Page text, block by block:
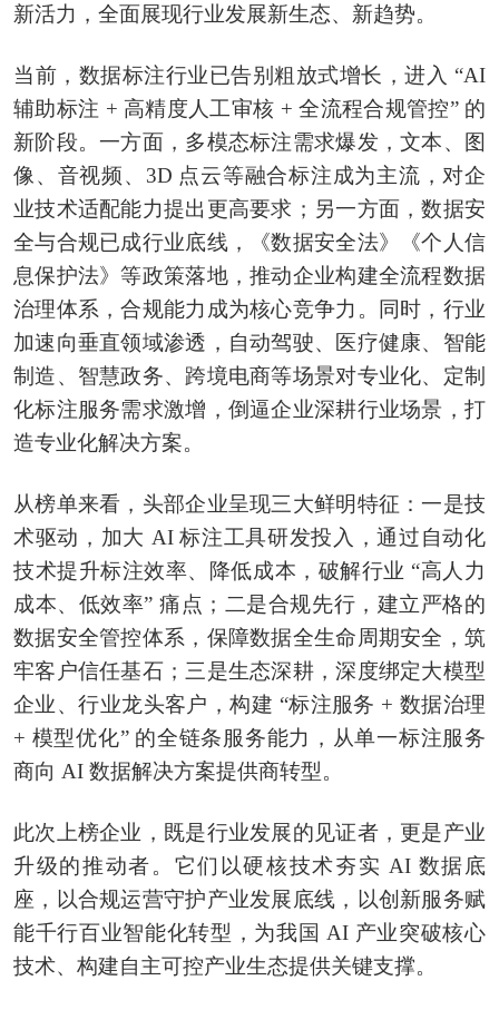
新活力，全面展现行业发展新生态、新趋势。
当前，数据标注行业已告别粗放式增长，进入 “AI
辅助标注 + 高精度人工审核 + 全流程合规管控” 的
新阶段。一方面，多模态标注需求爆发，文本、图
像、音视频、3D 点云等融合标注成为主流，对企
业技术适配能力提出更高要求；另一方面，数据安
全与合规已成行业底线，《数据安全法》《个人信
息保护法》等政策落地，推动企业构建全流程数据
治理体系，合规能力成为核心竞争力。同时，行业
加速向垂直领域渗透，自动驾驶、医疗健康、智能
制造、智慧政务、跨境电商等场景对专业化、定制
化标注服务需求激增，倒逼企业深耕行业场景，打
造专业化解决方案。
从榜单来看，头部企业呈现三大鲜明特征：一是技
术驱动，加大 AI 标注工具研发投入，通过自动化
技术提升标注效率、降低成本，破解行业 “高人力
成本、低效率” 痛点；二是合规先行，建立严格的
数据安全管控体系，保障数据全生命周期安全，筑
牢客户信任基石；三是生态深耕，深度绑定大模型
企业、行业龙头客户，构建 “标注服务 + 数据治理
+ 模型优化” 的全链条服务能力，从单一标注服务
商向 AI 数据解决方案提供商转型。
此次上榜企业，既是行业发展的见证者，更是产业
升级的推动者。它们以硬核技术夯实 AI 数据底
座，以合规运营守护产业发展底线，以创新服务赋
能千行百业智能化转型，为我国 AI 产业突破核心
技术、构建自主可控产业生态提供关键支撑。